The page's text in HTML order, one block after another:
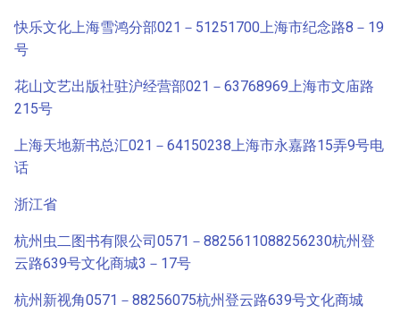
快乐文化上海雪鸿分部021－51251700上海市纪念路8－19
号
花山文艺出版社驻沪经营部021－63768969上海市文庙路
215号
上海天地新书总汇021－64150238上海市永嘉路15弄9号电
话
浙江省
杭州虫二图书有限公司0571－8825611088256230杭州登
云路639号文化商城3－17号
杭州新视角0571－88256075杭州登云路639号文化商城